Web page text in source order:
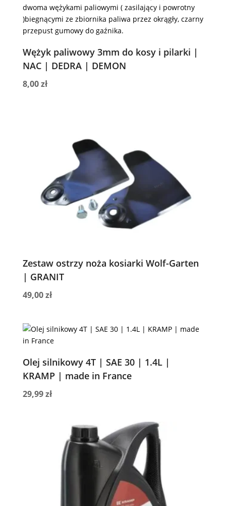
Wężyk paliwowy 3mm do kosy i pilarki |
NAC | DEDRA | DEMON
8,00zł
Zestaw ostrzy noża kosiarki Wolf-Garten
| GRANIT
49,00zł
Olej silnikowy 4T | SAE 30 | 1.4L |
KRAMP | made in France
29,99zł